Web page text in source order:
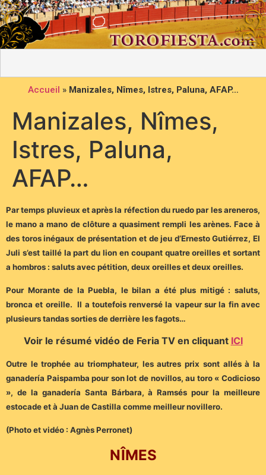
Accueil » Manizales, Nîmes, Istres, Paluna, AFAP…
Manizales, Nîmes,
Istres, Paluna,
AFAP…
Par temps pluvieux et après la réfection du ruedo par les areneros,
le mano a mano de clôture a quasiment rempli les arènes. Face à
des toros inégaux de présentation et de jeu d’Ernesto Gutiérrez, El
Juli s’est taillé la part du lion en coupant quatre oreilles et sortant
a hombros : saluts avec pétition, deux oreilles et deux oreilles.
Pour Morante de la Puebla, le bilan a été plus mitigé : saluts,
bronca et oreille. Il a toutefois renversé la vapeur sur la fin avec
plusieurs tandas sorties de derrière les fagots…
Voir le résumé vidéo de Feria TV en cliquant ICI
Outre le trophée au triomphateur, les autres prix sont allés à la
ganadería Paispamba pour son lot de novillos, au toro « Codicioso
», de la ganadería Santa Bárbara, à Ramsés pour la meilleure
estocade et à Juan de Castilla comme meilleur novillero.
(Photo et vidéo : Agnès Perronet)
NÎMES